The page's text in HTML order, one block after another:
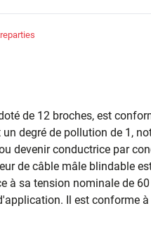
de 12 broches, est
degré de pollution de 1,
devenir conductrice par
de câble mâle blindable
à sa tension nominale de
Il est conforme à